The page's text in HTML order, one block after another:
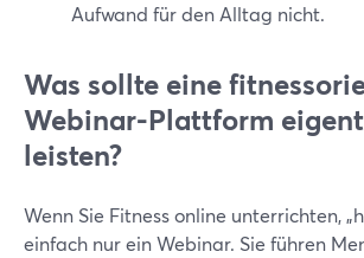
Aufwand für den Alltag nicht.
Was sollte eine
Webinar-Plattform
leisten?
Wenn Sie Fitness online unterrichten,
einfach nur ein Webinar. Sie führen